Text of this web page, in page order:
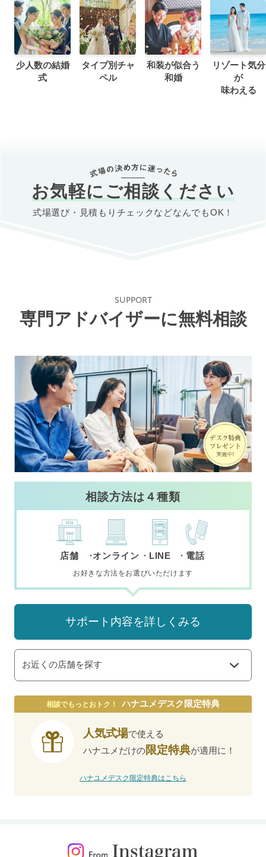
少人数の結婚
式
タイプ別チャ
ペル
和装が似合う
和婚
リゾート気分
が
味わえる
お気軽にご相談ください
式場選び・見積もりチェックなどなんでもOK！
SUPPORT
専門アドバイザーに無料相談
相談方法は４種類
店舗 オンライン LINE 電話
お好きな方法をお選びいただけます
サポート内容を詳しくみる
お近くの店舗を探す
相談でもっとおトク！ ハナユメデスク限定特典
人気式場で使える
ハナユメだけの限定特典が適用に！
ハナユメデスク限定特典はこちら